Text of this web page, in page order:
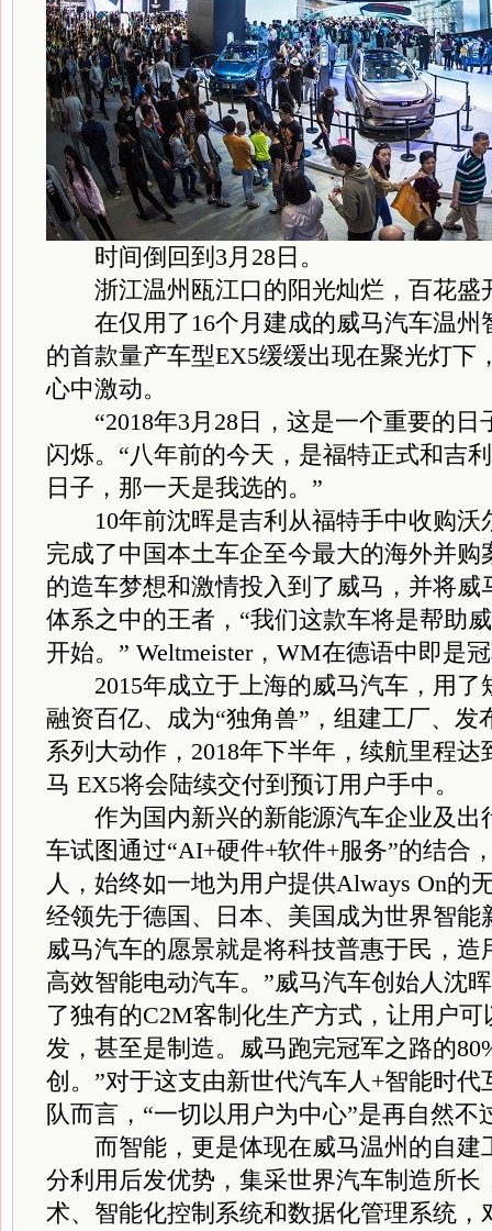
时间倒回到3月28日。
浙江温州瓯江口的阳光灿烂，百花盛
在仅用了16个月建成的威马汽车温州
的首款量产车型EX5缓缓出现在聚光灯下
心中激动。
“2018年3月28日，这是一个重要的日
闪烁。“八年前的今天，是福特正式和吉
日子，那一天是我选的。”
10年前沈晖是吉利从福特手中收购沃
完成了中国本土车企至今最大的海外并购
的造车梦想和激情投入到了威马，并将威
体系之中的王者，“我们这款车将是帮助
开始。” Weltmeister，WM在德语中即是
2015年成立于上海的威马汽车，用了
融资百亿、成为“独角兽”，组建工厂、发
系列大动作，2018年下半年，续航里程达
马 EX5将会陆续交付到预订用户手中。
作为国内新兴的新能源汽车企业及出
车试图通过“AI+硬件+软件+服务”的结合
人，始终如一地为用户提供Always On的
经领先于德国、日本、美国成为世界智能
威马汽车的愿景就是将科技普惠于民，造
高效智能电动汽车。”威马汽车创始人沈
了独有的C2M客制化生产方式，让用户
发，甚至是制造。威马跑完冠军之路的
创。”对于这支由新世代汽车人+智能时
队而言，“一切以用户为中心”是再自然不
而智能，更是体现在威马温州的自建
分利用后发优势，集采世界汽车制造所长
术、智能化控制系统和数据化管理系统，